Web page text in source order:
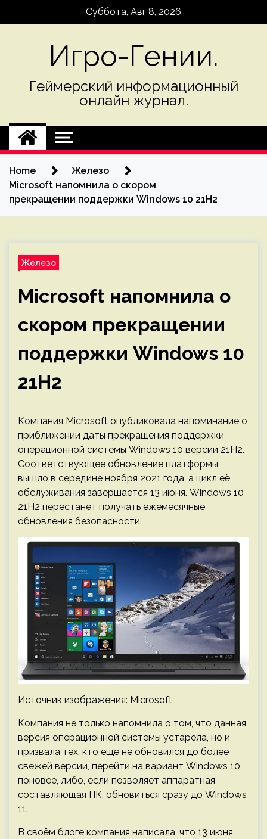
Суббота, Авг 8, 2026
Игро-Гении.
Геймерский информационный
онлайн журнал.
Home
Железо
Microsoft напомнила о скором
прекращении поддержки Windows 10 21H2
Железо
Microsoft напомнила о
скором прекращении
поддержки Windows 10
21H2
Компания Microsoft опубликовала напоминание о
приближении даты прекращения поддержки
операционной системы Windows 10 версии 21H2.
Соответствующее обновление платформы
вышло в середине ноября 2021 года, а цикл её
обслуживания завершается 13 июня. Windows 10
21H2 перестанет получать ежемесячные
обновления безопасности.
Источник изображения: Microsoft
Компания не только напомнила о том, что данная
версия операционной системы устарела, но и
призвала тех, кто ещё не обновился до более
свежей версии, перейти на вариант Windows 10
поновее, либо, если позволяет аппаратная
составляющая ПК, обновиться сразу до Windows
11.
В своём блоге компания написала, что 13 июня